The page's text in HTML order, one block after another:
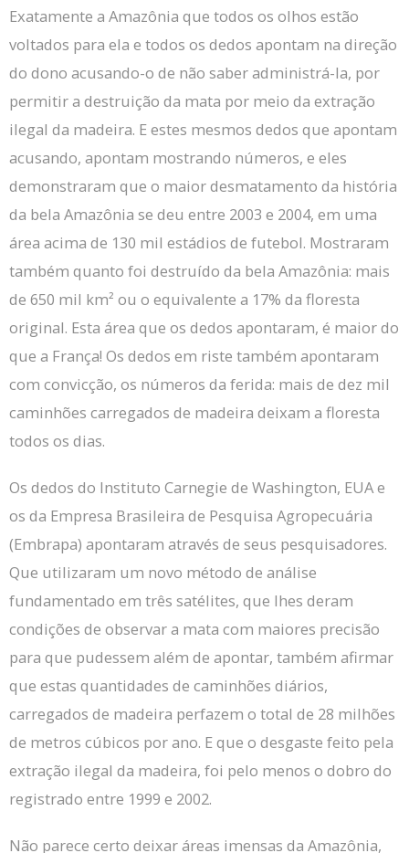
Exatamente a Amazônia que todos os olhos estão
voltados para ela e todos os dedos apontam na direção
do dono acusando-o de não saber administrá-la, por
permitir a destruição da mata por meio da extração
ilegal da madeira. E estes mesmos dedos que apontam
acusando, apontam mostrando números, e eles
demonstraram que o maior desmatamento da história
da bela Amazônia se deu entre 2003 e 2004, em uma
área acima de 130 mil estádios de futebol. Mostraram
também quanto foi destruído da bela Amazônia: mais
de 650 mil km² ou o equivalente a 17% da floresta
original. Esta área que os dedos apontaram, é maior do
que a França! Os dedos em riste também apontaram
com convicção, os números da ferida: mais de dez mil
caminhões carregados de madeira deixam a floresta
todos os dias.
Os dedos do Instituto Carnegie de Washington, EUA e
os da Empresa Brasileira de Pesquisa Agropecuária
(Embrapa) apontaram através de seus pesquisadores.
Que utilizaram um novo método de análise
fundamentado em três satélites, que lhes deram
condições de observar a mata com maiores precisão
para que pudessem além de apontar, também afirmar
que estas quantidades de caminhões diários,
carregados de madeira perfazem o total de 28 milhões
de metros cúbicos por ano. E que o desgaste feito pela
extração ilegal da madeira, foi pelo menos o dobro do
registrado entre 1999 e 2002.
Não parece certo deixar áreas imensas da Amazônia,